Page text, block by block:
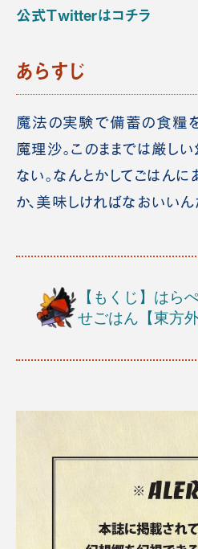
公式Twitterはコチラ
あらすじ
魔法の実験で備蓄の食糧
魔理沙。このままでは厳し
ない。なんとかしてごはん
か、美味しければなおいい
【もくじ】はら
せごはん【東方外